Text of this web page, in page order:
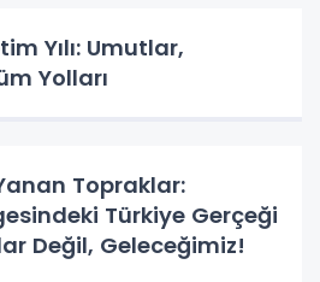
Yılı: Umutlar,
Yolları
Topraklar:
Türkiye Gerçeği
Değil, Geleceğimiz!